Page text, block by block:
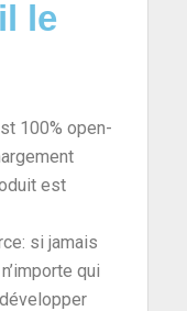
le
100% open-
est
si jamais
qui